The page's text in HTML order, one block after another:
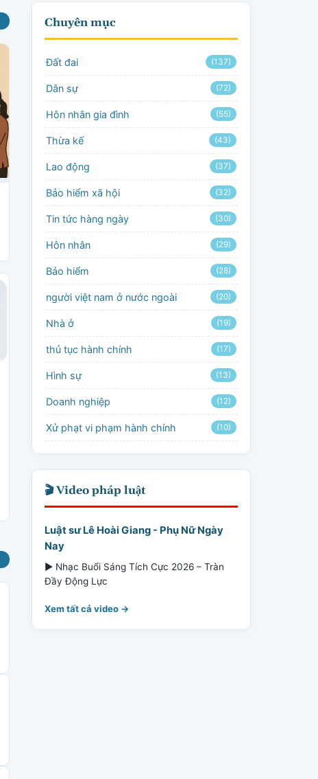
Chuyên mục
Đất đai (137)
Dân sự (72)
Hôn nhân gia đình (55)
Thừa kế (43)
Lao động (37)
Bảo hiểm xã hội (32)
Tin tức hàng ngày (30)
Hôn nhân (29)
Bảo hiểm (28)
người việt nam ở nước ngoài (20)
Nhà ở (19)
thủ tục hành chính (17)
Hình sự (13)
Doanh nghiệp (12)
Xử phạt vi phạm hành chính (10)
🎬 Video pháp luật
Luật sư Lê Hoài Giang - Phụ Nữ Ngày
Nay
▶ Nhạc Buổi Sáng Tích Cực 2026 – Tràn
Đầy Động Lực
Xem tất cả video →